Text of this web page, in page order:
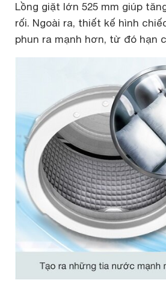
Lồng giặt lớn 525 mm giúp
rối. Ngoài ra, thiết kế hình
phun ra mạnh hơn, từ đó hạn